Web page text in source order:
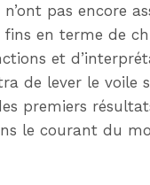
pas encore
en terme de
et
de lever le voile
premiers
le courant du